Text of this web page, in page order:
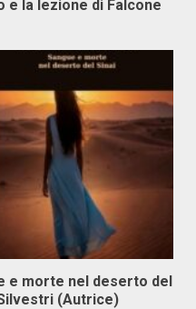
e la lezione di Falcone
e morte nel deserto del
(Autrice)